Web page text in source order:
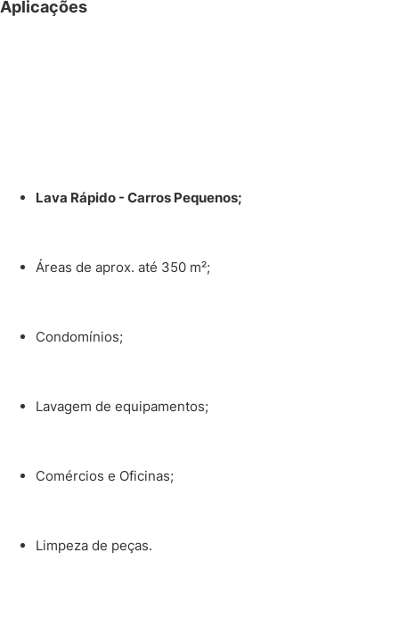
Aplicações
Lava Rápido - Carros Pequenos;
Áreas de aprox. até 350 m²;
Condomínios;
Lavagem de equipamentos;
Comércios e Oficinas;
Limpeza de peças.